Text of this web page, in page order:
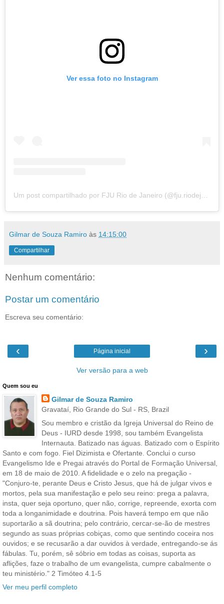
Ver essa foto no Instagram
Um post compartilhado por FJU Rio de Janeiro (@fju.riodejaneiro)
Gilmar de Souza Ramiro às 14:15:00
Compartilhar
Nenhum comentário:
Postar um comentário
Escreva seu comentário:
‹ ›
Página inicial
Ver versão para a web
Quem sou eu
Gilmar de Souza Ramiro
Gravataí, Rio Grande do Sul - RS, Brazil
Sou membro e cristão da Igreja Universal do Reino de
Deus - IURD desde 1998, sou também Evangelista
Internauta. Batizado nas águas. Batizado com o Espírito
Santo e com fogo. Fiel Dizimista e Ofertante. Conclui o curso
Evangelismo Ide e Pregai através do Portal de Formação Universal,
em 18 de maio de 2010. A fidelidade e o zelo na pregação -
"Conjuro-te, perante Deus e Cristo Jesus, que há de julgar vivos e
mortos, pela sua manifestação e pelo seu reino: prega a palavra,
insta, quer seja oportuno, quer não, corrige, repreende, exorta com
toda a longanimidade e doutrina. Pois haverá tempo em que não
suportarão a sã doutrina; pelo contrário, cercar-se-ão de mestres
segundo as suas próprias cobiças, como que sentindo coceira nos
ouvidos; e se recusarão a dar ouvidos à verdade, entregando-se ás
fábulas. Tu, porém, sê sóbrio em todas as coisas, suporta as
aflições, faze o trabalho de um evangelista, cumpre cabalmente o
teu ministério." 2 Timóteo 4.1-5
Ver meu perfil completo